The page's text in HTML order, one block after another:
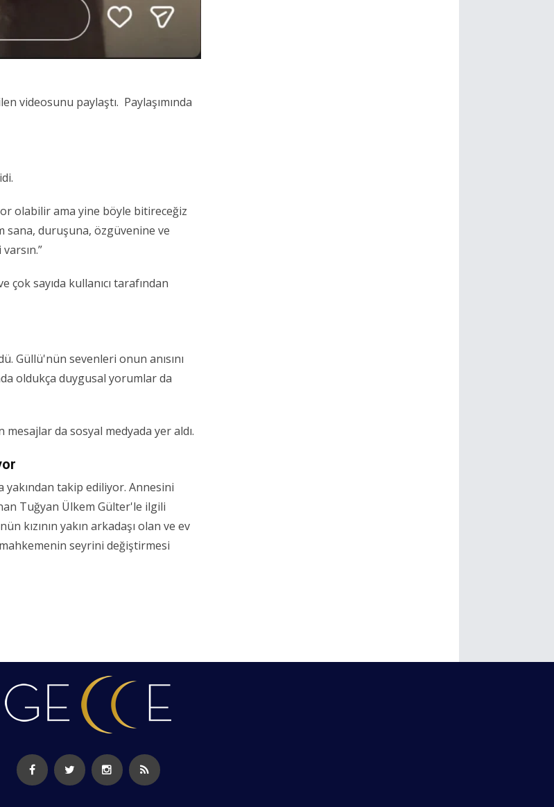
videosunu paylaştı. Paylaşımında
olabilir ama yine böyle bitireceğiz
sana, duruşuna, özgüvenine ve
sayıda kullanıcı tarafından
Güllü'nün sevenleri onun anısını
oldukça duygusal yorumlar da
da sosyal medyada yer aldı.
takip ediliyor. Annesini
Tuğyan Ülkem Gülter'le ilgili
kızının yakın arkadaşı olan ve ev
seyrini değiştirmesi